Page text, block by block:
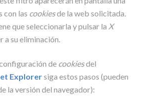
con las cookiesde la web solicitada.
que seleccionarla y pulsar la X
a su eliminación.
de cookiesdel
Explorersiga estos pasos (pueden
la versión del navegador):